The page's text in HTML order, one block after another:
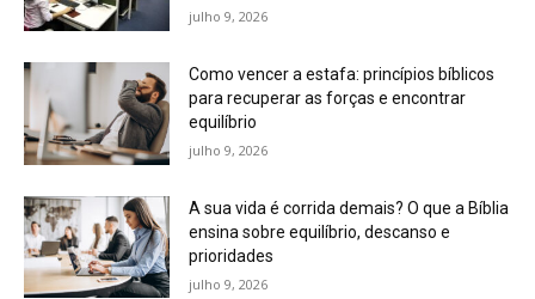
julho 9, 2026
Como vencer a estafa: princípios bíblicos
para recuperar as forças e encontrar
equilíbrio
julho 9, 2026
A sua vida é corrida demais? O que a Bíblia
ensina sobre equilíbrio, descanso e
prioridades
julho 9, 2026